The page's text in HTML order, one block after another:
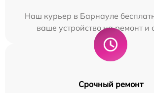
Наш курьер в Барнауле
ваше устройство на ремонт и
Срочный ремонт